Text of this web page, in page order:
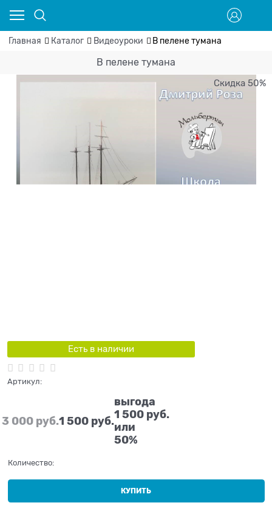
Главная Каталог Видеоуроки В пелене тумана
В пелене тумана
Скидка 50%
Есть в наличии
Артикул:
3 000 руб.1 500 руб.
выгода
1 500 руб.
или
50%
Количество:
КУПИТЬ